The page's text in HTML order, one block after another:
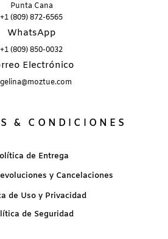
Punta Cana
+1 (809) 872-6565
WhatsApp
+1 (809) 850-0032
Electrónico
& CONDICIONES
de Entrega
y Cancelaciones
de Uso y Privacidad
de Seguridad